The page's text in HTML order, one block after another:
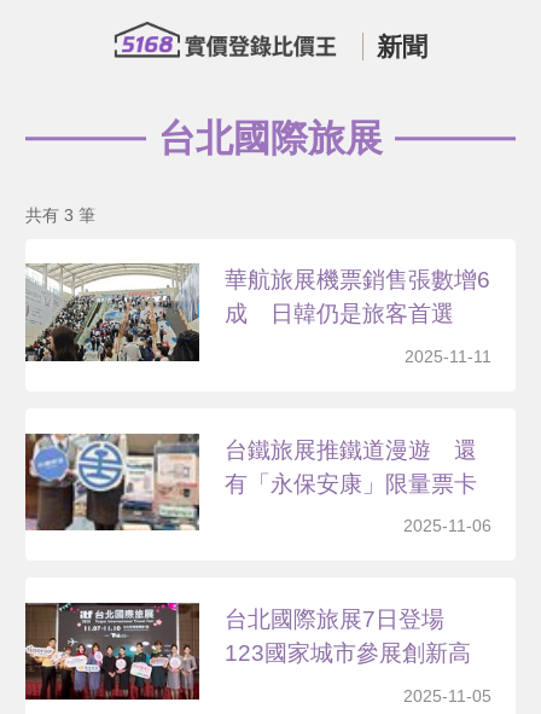
新聞
台北國際旅展
共有 3 筆
華航旅展機票銷售張數增6
成 日韓仍是旅客首選
2025-11-11
台鐵旅展推鐵道漫遊 還
有「永保安康」限量票卡
2025-11-06
台北國際旅展7日登場
123國家城市參展創新高
2025-11-05